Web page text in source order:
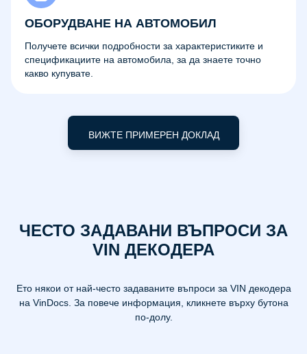
ОБОРУДВАНЕ НА АВТОМОБИЛ
Получете всички подробности за характеристиките и
спецификациите на автомобила, за да знаете точно
какво купувате.
ВИЖТЕ ПРИМЕРЕН ДОКЛАД
ЧЕСТО ЗАДАВАНИ ВЪПРОСИ ЗА
VIN ДЕКОДЕРА
Ето някои от най-често задаваните въпроси за VIN декодера
на VinDocs. За повече информация, кликнете върху бутона
по-долу.